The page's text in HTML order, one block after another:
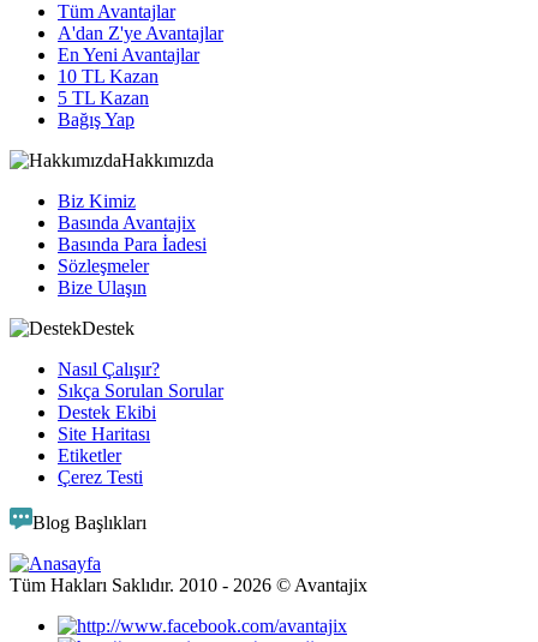
Tüm Avantajlar
A'dan Z'ye Avantajlar
En Yeni Avantajlar
10 TL Kazan
5 TL Kazan
Bağış Yap
Hakkımızda
Biz Kimiz
Basında Avantajix
Basında Para İadesi
Sözleşmeler
Bize Ulaşın
Destek
Nasıl Çalışır?
Sıkça Sorulan Sorular
Destek Ekibi
Site Haritası
Etiketler
Çerez Testi
Blog Başlıkları
Tüm Hakları Saklıdır. 2010 - 2026 © Avantajix